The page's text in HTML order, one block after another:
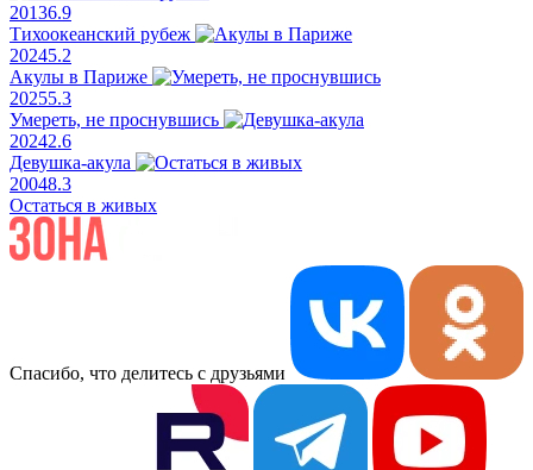
20136.9
Тихоокеанский рубеж
20245.2
Акулы в Париже
20255.3
Умереть, не проснувшись
20242.6
Девушка-акула
20048.3
Остаться в живых
Спасибо, что делитесь с друзьями